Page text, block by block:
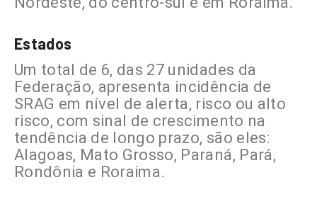
Estados
Um total de 6, das 27 unidades da
Federação, apresenta incidência de
SRAG em nível de alerta, risco ou alto
risco, com sinal de crescimento na
tendência de longo prazo, são eles:
Alagoas, Mato Grosso, Paraná, Pará,
Rondônia e Roraima.